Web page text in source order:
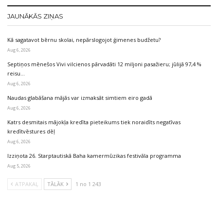
JAUNĀKĀS ZIŅAS
Kā sagatavot bērnu skolai, nepārslogojot ģimenes budžetu?
Aug 6, 2026
Septiņos mēnešos Vivi vilcienos pārvadāti 12 miljoni pasažieru; jūlijā 97,4 %
reisu…
Aug 6, 2026
Naudas glabāšana mājās var izmaksāt simtiem eiro gadā
Aug 6, 2026
Katrs desmitais mājokļa kredīta pieteikums tiek noraidīts negatīvas
kredītvēstures dēļ
Aug 6, 2026
Izziņota 26. Starptautiskā Baha kamermūzikas festivāla programma
Aug 5, 2026
ATPAKAĻ TĀLĀK 1 no 1 243